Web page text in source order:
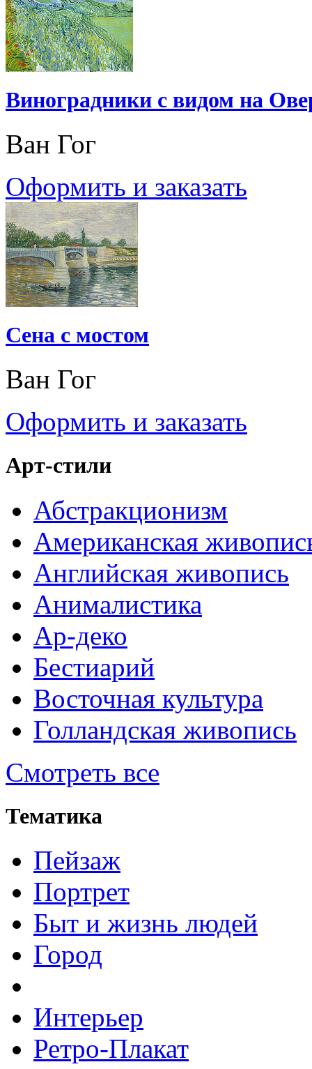
Виноградники с видом на
Ван Гог
Оформить и заказать
Сена с мостом
Ван Гог
Оформить и заказать
Арт-стили
Абстракционизм
Американская
Английская живопись
Анималистика
Ар-деко
Бестиарий
Восточная культура
Голландская живопись
Смотреть все
Тематика
Пейзаж
Портрет
Быт и жизнь людей
Город
Интерьер
Ретро-Плакат